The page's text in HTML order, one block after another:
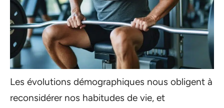
Les évolutions démographiques nous obligent à
reconsidérer nos habitudes de vie, et